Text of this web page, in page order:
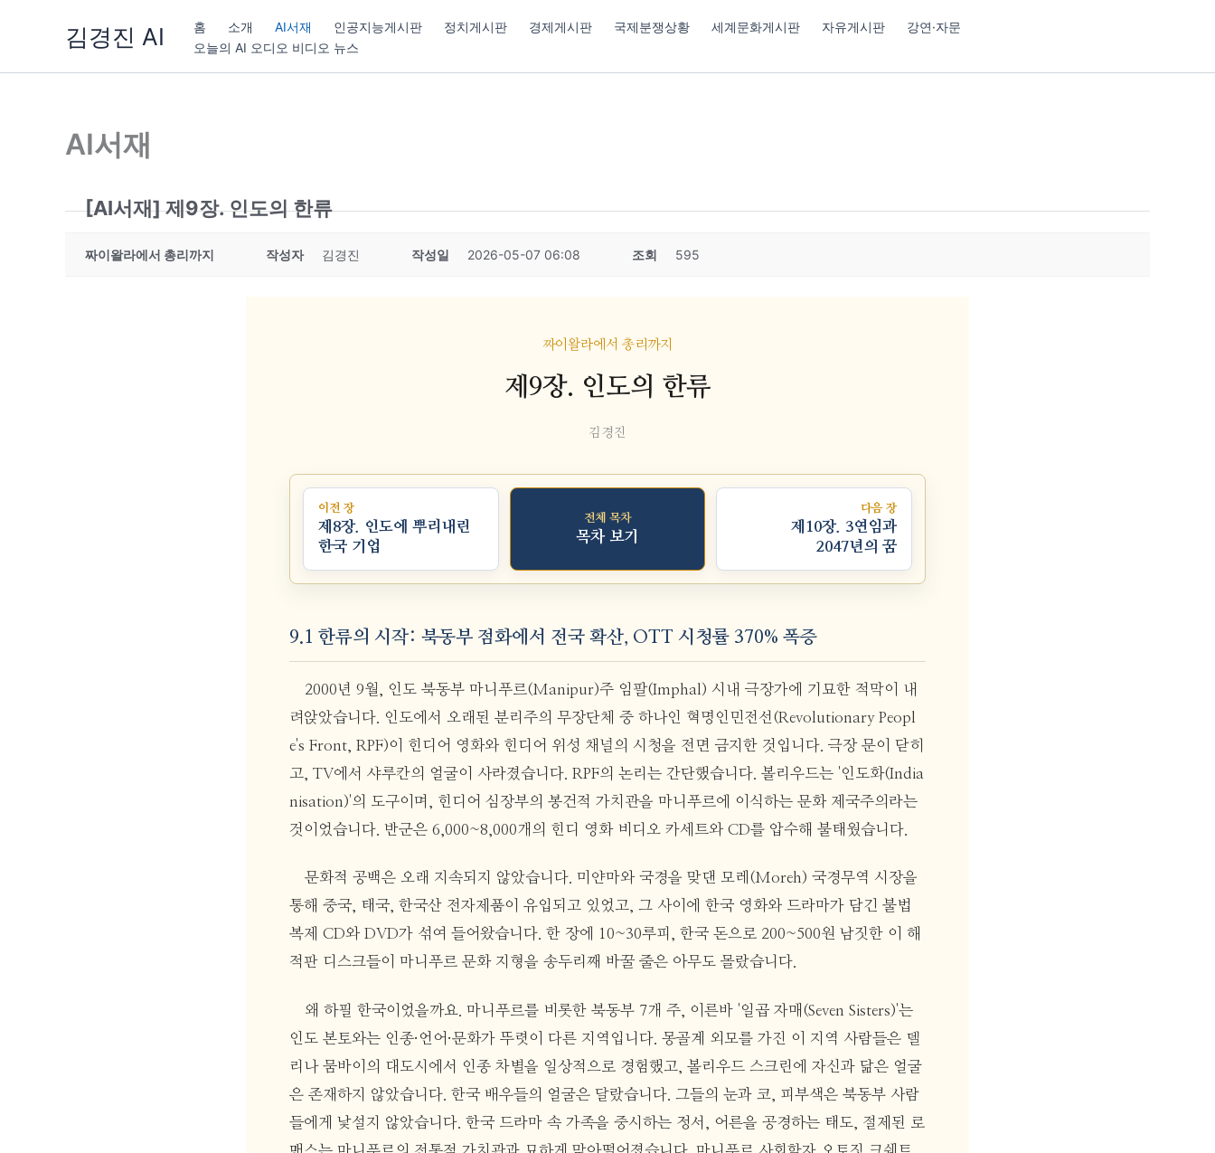
김경진 AI 홈 소개 AI서재 인공지능게시판 정치게시판 경제게시판 국제분쟁상황 세계문화게시판 자유게시판
강연·자문
오늘의 AI 오디오 비디오 뉴스
AI서재
[AI서재] 제9장. 인도의 한류
짜이왈라에서 총리까지 작성자 김경진 작성일 2026-05-07 06:08 조회 595
짜이왈라에서 총리까지
제9장. 인도의 한류
김경진
이전 장
제8장. 인도에 뿌리내린
한국 기업
전체 목차
목차 보기
다음 장
제10장. 3연임과
2047년의 꿈
9.1 한류의 시작: 북동부 점화에서 전국 확산, OTT 시청률 370% 폭증
2000년 9월, 인도 북동부 마니푸르(Manipur)주 임팔(Imphal) 시내 극장가에 기묘한 적막이 내
려앉았습니다. 인도에서 오래된 분리주의 무장단체 중 하나인 혁명인민전선(Revolutionary Peopl
e's Front, RPF)이 힌디어 영화와 힌디어 위성 채널의 시청을 전면 금지한 것입니다. 극장 문이 닫히
고, TV에서 샤루칸의 얼굴이 사라졌습니다. RPF의 논리는 간단했습니다. 볼리우드는 '인도화(India
nisation)'의 도구이며, 힌디어 심장부의 봉건적 가치관을 마니푸르에 이식하는 문화 제국주의라는
것이었습니다. 반군은 6,000~8,000개의 힌디 영화 비디오 카세트와 CD를 압수해 불태웠습니다.
문화적 공백은 오래 지속되지 않았습니다. 미얀마와 국경을 맞댄 모레(Moreh) 국경무역 시장을
통해 중국, 태국, 한국산 전자제품이 유입되고 있었고, 그 사이에 한국 영화와 드라마가 담긴 불법
복제 CD와 DVD가 섞여 들어왔습니다. 한 장에 10~30루피, 한국 돈으로 200~500원 남짓한 이 해
적판 디스크들이 마니푸르 문화 지형을 송두리째 바꿀 줄은 아무도 몰랐습니다.
왜 하필 한국이었을까요. 마니푸르를 비롯한 북동부 7개 주, 이른바 '일곱 자매(Seven Sisters)'는
인도 본토와는 인종·언어·문화가 뚜렷이 다른 지역입니다. 몽골계 외모를 가진 이 지역 사람들은 델
리나 뭄바이의 대도시에서 인종 차별을 일상적으로 경험했고, 볼리우드 스크린에 자신과 닮은 얼굴
은 존재하지 않았습니다. 한국 배우들의 얼굴은 달랐습니다. 그들의 눈과 코, 피부색은 북동부 사람
들에게 낯설지 않았습니다. 한국 드라마 속 가족을 중시하는 정서, 어른을 공경하는 태도, 절제된 로